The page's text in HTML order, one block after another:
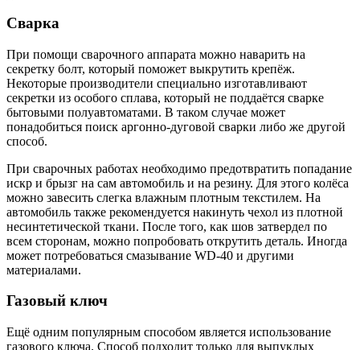
Сварка
При помощи сварочного аппарата можно наварить на
секретку болт, который поможет выкрутить крепёж.
Некоторые производители специально изготавливают
секретки из особого сплава, который не поддаётся сварке
бытовыми полуавтоматами. В таком случае может
понадобиться поиск аргонно-дуговой сварки либо же другой
способ.
При сварочных работах необходимо предотвратить попадание
искр и брызг на сам автомобиль и на резину. Для этого колёса
можно завесить слегка влажным плотным текстилем. На
автомобиль также рекомендуется накинуть чехол из плотной
несинтетической ткани. После того, как шов затвердел по
всем сторонам, можно попробовать открутить деталь. Иногда
может потребоваться смазывание WD-40 и другими
материалами.
Газовый ключ
Ещё одним популярным способом является использование
газового ключа. Способ подходит только для выпуклых